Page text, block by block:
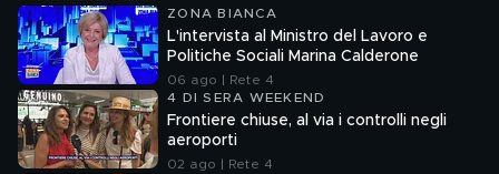
ZONA BIANCA
L'intervista al Ministro del Lavoro e
Politiche Sociali Marina Calderone
06 ago | Rete 4
4 DI SERA WEEKEND
Frontiere chiuse, al via i controlli negli
aeroporti
02 ago | Rete 4